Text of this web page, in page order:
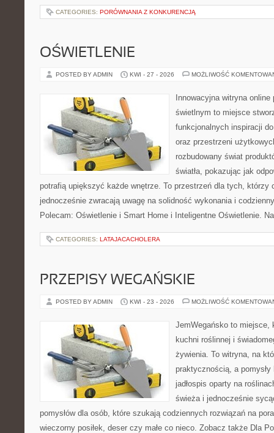
CATEGORIES: PORÓWNANIA Z KONKURENCJĄ
OŚWIETLENIE
POSTED BY ADMIN KWI - 27 - 2026 MOŻLIWOŚĆ
Innowacyjna witryna
świetlnym to miejsce
funkcjonalnych inspiracji
oraz przestrzeni
rozbudowany świat
światła, pokazując jak
potrafią upiększyć każde wnętrze. To przestrzeń dla tych, którzy
jednocześnie zwracają uwagę na solidność wykonania i
Polecam: Oświetlenie i Smart Home i Inteligentne Oświetlenie.
CATEGORIES: LATAJACACHOLERA
PRZEPISY WEGAŃSKIE
POSTED BY ADMIN KWI - 23 - 2026 MOŻLIWOŚĆ
JemWegańsko to miejsce,
kuchni roślinnej i
żywienia. To witryna, na
praktycznością, a
jadłospis oparty na
świeża i jednocześnie
pomysłów dla osób, które szukają codziennych rozwiązań na
wieczorny posiłek, deser czy małe co nieco. Zobacz także Dla